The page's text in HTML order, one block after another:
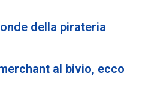
della pirateria
al bivio, ecco